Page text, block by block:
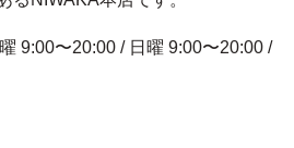
9:00〜20:00 / 日曜 9:00〜20:00 /